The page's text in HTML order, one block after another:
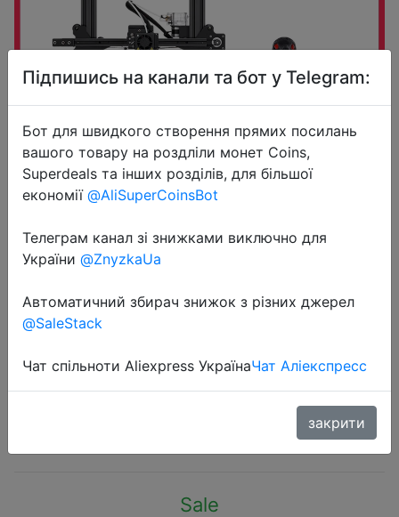
2020-12-07
3D принтер ANYCUBIC Mega Zero
& Mega Zero 2,0 DIY, 3D печать,
металлическая рама, Impresora 3D
s
Sale
Підпишись на канали та бот у Telegram:
Бот для швидкого створення прямих посилань
вашого товару на роздліли монет Coins,
Superdeals та інших розділів, для більшої
економії @AliSuperCoinsBot
Телеграм канал зі знижками виключно для
України @ZnyzkaUa
Автоматичний збирач знижок з різних джерел
@SaleStack
Чат спільноти Aliexpress УкраїнаЧат Аліекспресс
закрити